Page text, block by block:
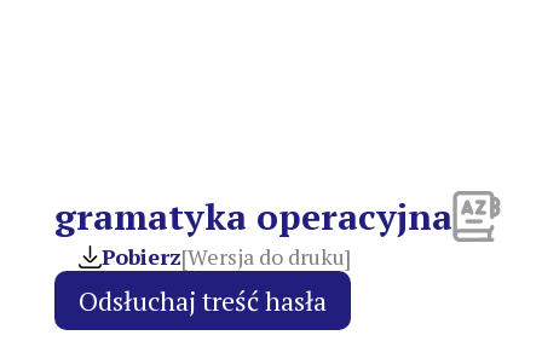
gramatyka operacyjna
Pobierz[Wersja do druku]